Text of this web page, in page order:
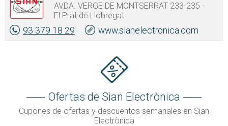
AVDA. VERGE DE MONTSERRAT 233-235 -
El Prat de Llobregat
93 379 18 29 www.sianelectronica.com
Ofertas de Sian Electrònica
Cupones de ofertas y descuentos semanales en Sian
Electrònica